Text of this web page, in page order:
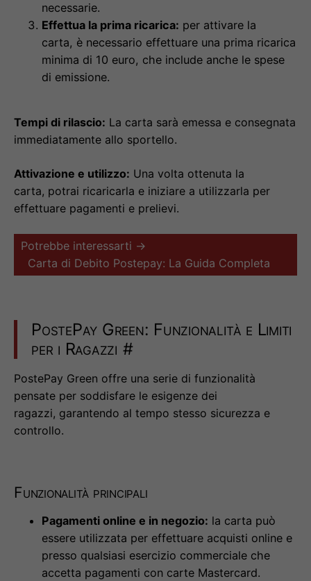
necessarie.
Effettua la prima ricarica: per attivare la
carta, è necessario effettuare una prima ricarica
minima di 10 euro, che include anche le spese
di emissione.
Tempi di rilascio: La carta sarà emessa e consegnata
immediatamente allo sportello.
Attivazione e utilizzo: Una volta ottenuta la
carta, potrai ricaricarla e iniziare a utilizzarla per
effettuare pagamenti e prelievi.
Potrebbe interessarti →
Carta di Debito Postepay: La Guida Completa
PostePay Green: Funzionalità e Limiti
per i Ragazzi #
PostePay Green offre una serie di funzionalità
pensate per soddisfare le esigenze dei
ragazzi, garantendo al tempo stesso sicurezza e
controllo.
Funzionalità principali
Pagamenti online e in negozio: la carta può
essere utilizzata per effettuare acquisti online e
presso qualsiasi esercizio commerciale che
accetta pagamenti con carte Mastercard.